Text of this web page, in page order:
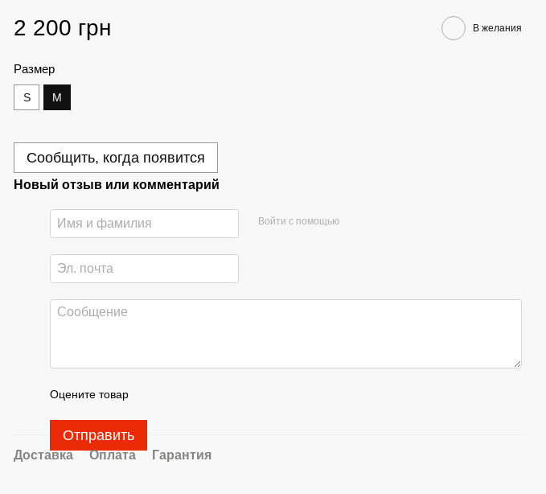
2 200 грн В желания
Размер
S M
Сообщить, когда появится
Новый отзыв или комментарий
Войти с помощью
Оцените товар
Отправить
Доставка Оплата Гарантия